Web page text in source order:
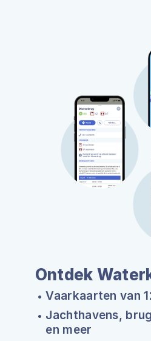
Ontdek
Vaarkaarten van
Jachthavens,
en meer